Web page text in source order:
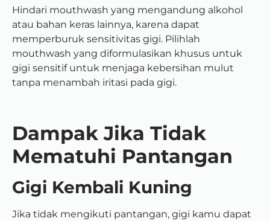
Hindari mouthwash yang mengandung alkohol
atau bahan keras lainnya, karena dapat
memperburuk sensitivitas gigi. Pilihlah
mouthwash yang diformulasikan khusus untuk
gigi sensitif untuk menjaga kebersihan mulut
tanpa menambah iritasi pada gigi.
Dampak Jika Tidak
Mematuhi Pantangan
Gigi Kembali Kuning
Jika tidak mengikuti pantangan, gigi kamu dapat